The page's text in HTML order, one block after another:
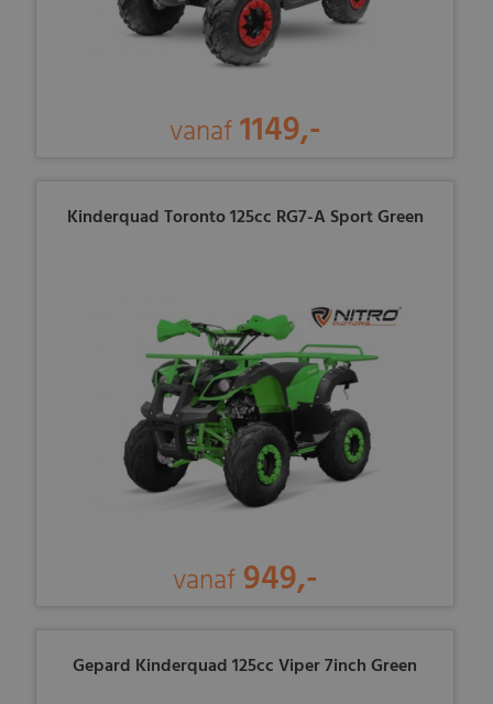
vanaf1149,-
Kinderquad Toronto 125cc RG7-A Sport Green
vanaf 949,-
Gepard Kinderquad 125cc Viper 7inch Green